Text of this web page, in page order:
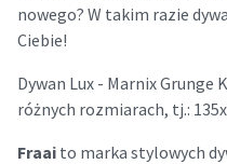
nowego? W takim razie
Ciebie!
Dywan Lux - Marnix
różnych rozmiarach, tj.:
Fraai to marka stylowych